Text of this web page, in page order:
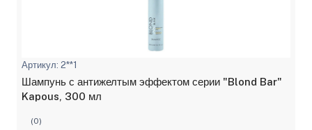
Артикул: 2**1
Шампунь с антижелтым эффектом серии "Blond Bar"
Kapous, 300 мл
(0)